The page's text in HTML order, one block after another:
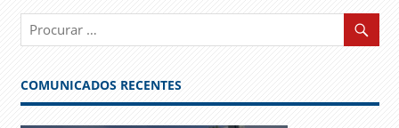
COMUNICADOS RECENTES